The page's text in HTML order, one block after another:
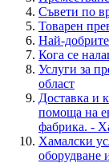
Съвети по
Товарен
Най-
Кога се
Услуги за
област
Доставка и
помоща на
фабрика. -
Хамалски
оборудване